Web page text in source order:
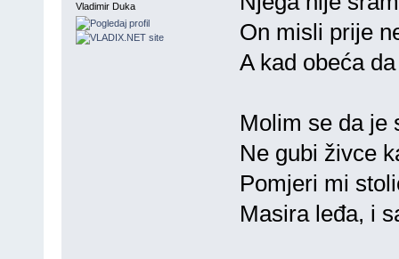
Vladimir Duka
On misli prije
A kad obeća
Molim se da je
Ne gubi živce
Pomjeri mi
Masira leđa, i